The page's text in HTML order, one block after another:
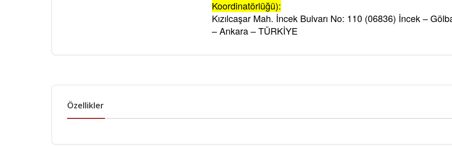
Koordinatörlüğü):
Kızılcaşar Mah. İncek Bulvarı No: 110 (06836) İncek –
– Ankara – TÜRKİYE
Özellikler